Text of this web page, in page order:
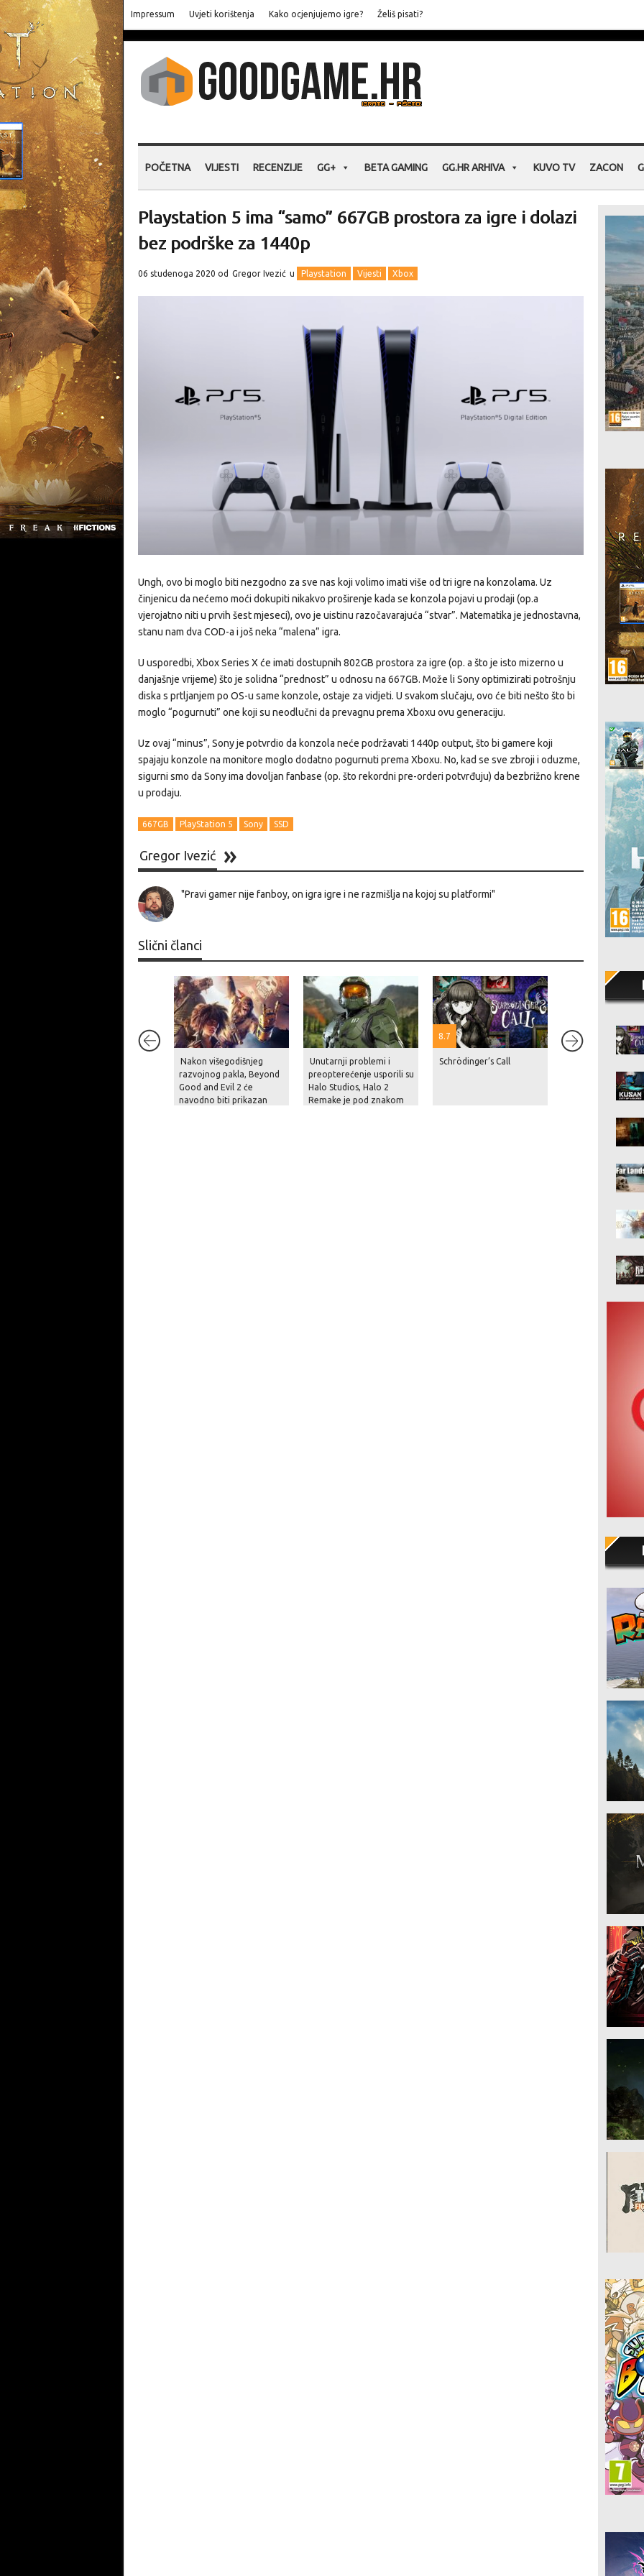
Impressum Uvjeti korištenja Kako ocjenjujemo igre? Želiš pisati?
POČETNA VIJESTI RECENZIJE GG+ BETA GAMING GG.HR ARHIVA KUVO TV ZACON
Playstation 5 ima “samo” 667GB prostora za igre i dolazi
bez podrške za 1440p
06 studenoga 2020 od Gregor Ivezić u Playstation Vijesti Xbox
Ungh, ovo bi moglo biti nezgodno za sve nas koji volimo imati više od tri igre na konzolama. Uz
činjenicu da nećemo moći dokupiti nikakvo proširenje kada se konzola pojavi u prodaji (op.a
vjerojatno niti u prvih šest mjeseci), ovo je uistinu razočavarajuća “stvar”. Matematika je jednostavna,
stanu nam dva COD-a i još neka “malena” igra.
U usporedbi, Xbox Series X će imati dostupnih 802GB prostora za igre (op. a što je isto mizerno u
danjašnje vrijeme) što je solidna “prednost” u odnosu na 667GB. Može li Sony optimizirati potrošnju
diska s prtljanjem po OS-u same konzole, ostaje za vidjeti. U svakom slučaju, ovo će biti nešto što bi
moglo “pogurnuti” one koji su neodlučni da prevagnu prema Xboxu ovu generaciju.
Uz ovaj “minus”, Sony je potvrdio da konzola neće podržavati 1440p output, što bi gamere koji
spajaju konzole na monitore moglo dodatno pogurnuti prema Xboxu. No, kad se sve zbroji i oduzme,
sigurni smo da Sony ima dovoljan fanbase (op. što rekordni pre-orderi potvrđuju) da bezbrižno krene
u prodaju.
667GB PlayStation 5 Sony SSD
Gregor Ivezić
"Pravi gamer nije fanboy, on igra igre i ne razmišlja na kojoj su platformi"
Slični članci
Nakon višegodišnjeg
razvojnog pakla, Beyond
Good and Evil 2 će
navodno biti prikazan
Unutarnji problemi i
preopterećenje usporili su
Halo Studios, Halo 2
Remake je pod znakom
8.7
Schrödinger’s Call
Rockstaru blizu 100
milijuna dolara za
nekoliko sati